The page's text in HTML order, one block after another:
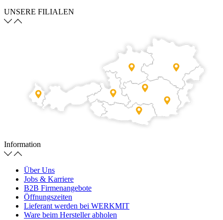
UNSERE FILIALEN
Information
Über Uns
Jobs & Karriere
B2B Firmenangebote
Öffnungszeiten
Lieferant werden bei WERKMIT
Ware beim Hersteller abholen